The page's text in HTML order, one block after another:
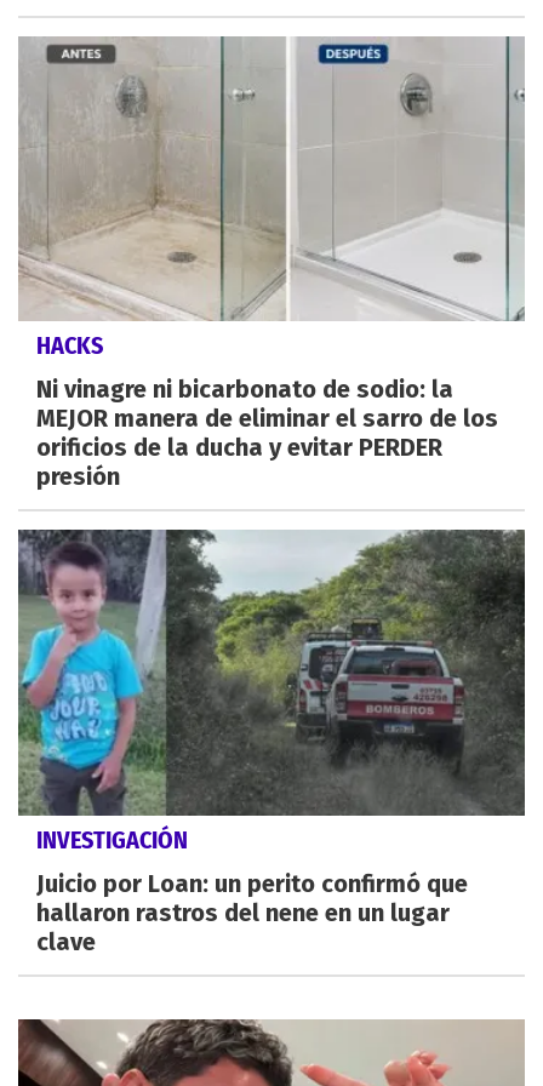
HACKS
Ni vinagre ni bicarbonato de sodio: la
MEJOR manera de eliminar el sarro de los
orificios de la ducha y evitar PERDER
presión
INVESTIGACIÓN
Juicio por Loan: un perito confirmó que
hallaron rastros del nene en un lugar
clave